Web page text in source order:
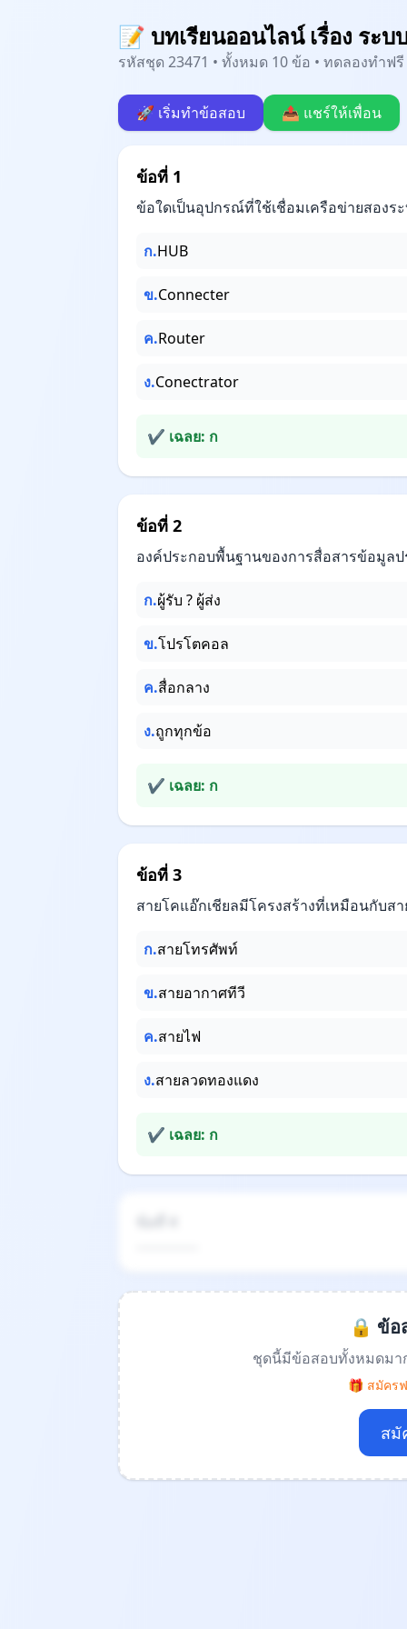
📝 บทเรียนออนไลน์ เรื่อง ระ
รหัสชุด 23471 • ทั้งหมด 10 ข้อ • ทดลองทำฟ
🚀 เริ่มทำข้อสอบ 📤 แชร์ให้เพื่อน
ข้อที่ 1
ข้อใดเป็นอุปกรณ์ที่ใช้เชื่อมเครือข่ายสองร
ก.HUB
ข.Connecter
ค.Router
ง.Conectrator
✔ เฉลย: ก
ข้อที่ 2
องค์ประกอบพื้นฐานของการสื่อสารข้อมูล
ก.ผู้รับ ? ผู้ส่ง
ข.โปรโตคอล
ค.สื่อกลาง
ง.ถูกทุกข้อ
✔ เฉลย: ก
ข้อที่ 3
สายโคแอ๊กเชียลมีโครงสร้างที่เหมือนกับสา
ก.สายโทรศัพท์
ข.สายอากาศทีวี
ค.สายไฟ
ง.สายลวดทองแดง
✔ เฉลย: ก
🔒 ข้อ
ชุดนี้มีข้อสอบทั้งหมดมา
🎁 สมัคร
สมั